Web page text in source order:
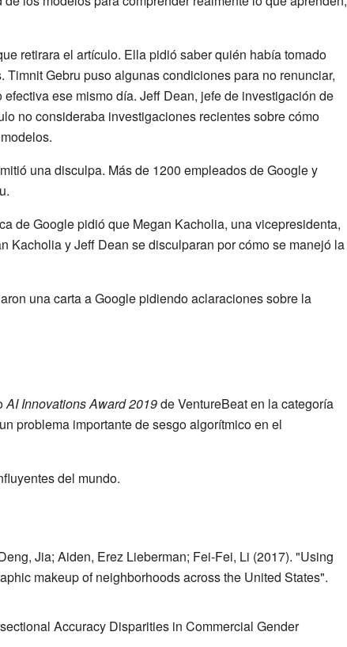
retirara el artículo. Ella pidió saber quién había tomado
Gebru puso algunas condiciones para no renunciar,
ese mismo día. Jeff Dean, jefe de investigación de
no consideraba investigaciones recientes sobre cómo
una disculpa. Más de 1200 empleados de Google y
de Google pidió que Megan Kacholia, una vicepresidenta,
Kacholia y Jeff Dean se disculparan por cómo se manejó la
una carta a Google pidiendo aclaraciones sobre la
AI Innovations Award 2019de VentureBeat en la categoría
problema importante de sesgo algorítmico en el
del mundo.
Jia; Aiden, Erez Lieberman; Fei-Fei, Li (2017). "Using
makeup of neighborhoods across the United States".
Accuracy Disparities in Commercial Gender